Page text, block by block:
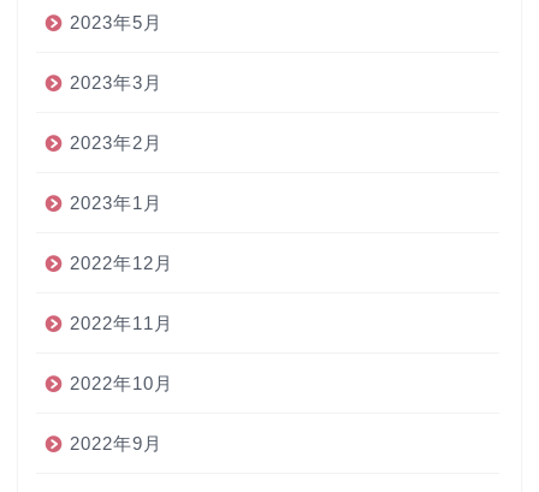
2023年5月
2023年3月
2023年2月
2023年1月
2022年12月
2022年11月
2022年10月
2022年9月